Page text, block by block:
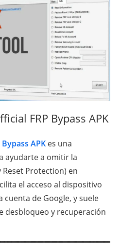
FRP Bypass APK
APK es una
ayudarte a omitir la
Reset Protection) en
el acceso al dispositivo
cuenta de Google, y suele
desbloqueo y recuperación